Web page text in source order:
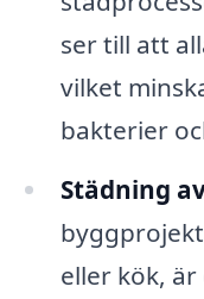
ser till att
vilket
bakterier
Städning
eller kök,